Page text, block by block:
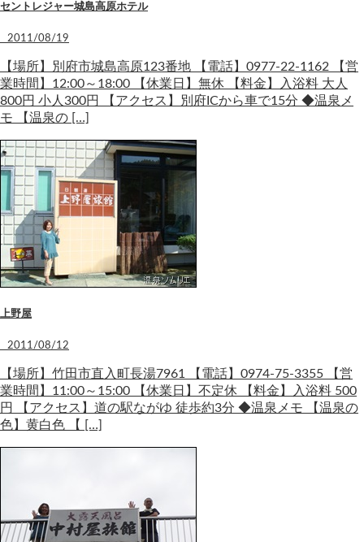
セントレジャー城島高原ホテル
2011/08/19
【場所】別府市城島高原123番地 【電話】0977-22-1162 【営
業時間】12:00～18:00 【休業日】無休 【料金】入浴料 大人
800円 小人300円 【アクセス】別府ICから車で15分 ◆温泉メ
モ 【温泉の […]
上野屋
2011/08/12
【場所】竹田市直入町長湯7961 【電話】0974-75-3355 【営
業時間】11:00～15:00 【休業日】不定休 【料金】入浴料 500
円 【アクセス】道の駅ながゆ 徒歩約3分 ◆温泉メモ 【温泉の
色】黄白色 【 […]